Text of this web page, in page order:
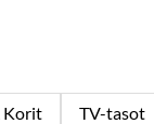
Korit TV-tasot